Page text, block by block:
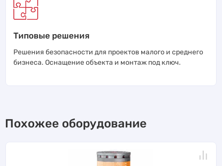
Типовые решения
Решения безопасности для проектов малого и среднего
бизнеса. Оснащение объекта и монтаж под ключ.
Похожее оборудование